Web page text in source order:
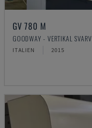
GV 780 M
GOODWAY - VERTIKAL SVARV
ITALIEN 2015